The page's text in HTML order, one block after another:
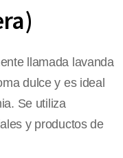
llamada lavanda
dulce y es ideal
Se utiliza
y productos de